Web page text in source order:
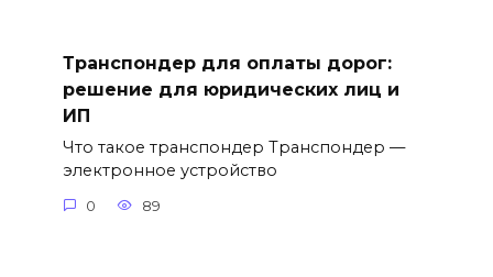
Транспондер для оплаты дорог:
решение для юридических лиц и
ИП
Что такое транспондер Транспондер —
электронное устройство
0 89